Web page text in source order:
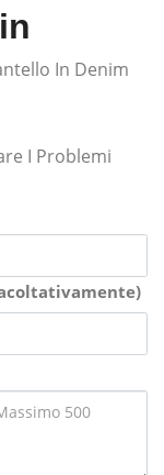
In Denim
I Problemi